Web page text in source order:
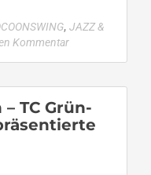
, JAZZ &
Kommentar
TC Grün-